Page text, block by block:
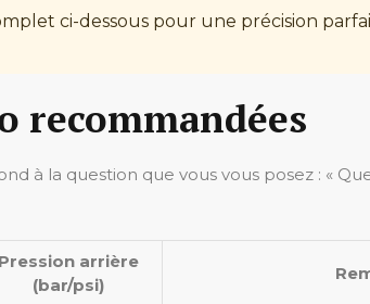
ci-dessous pour une précision
recommandées
à la question que vous vous posez : «
Pression arrière
(bar/psi)